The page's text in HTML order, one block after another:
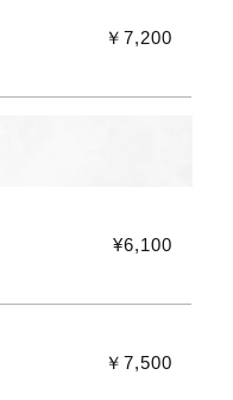
￥7,200
¥6,100
￥7,500